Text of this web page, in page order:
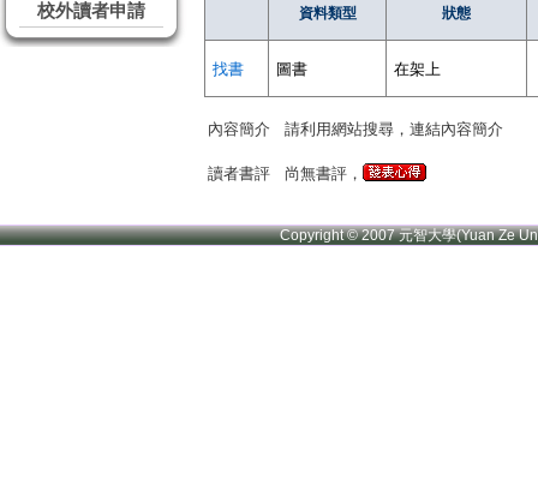
校外讀者申請
資料類型 狀態
找書 圖書 在架上
內容簡介 請利用網站搜尋，連結內容簡介
讀者書評 尚無書評，
Copyright © 2007 元智大學(Yuan Ze